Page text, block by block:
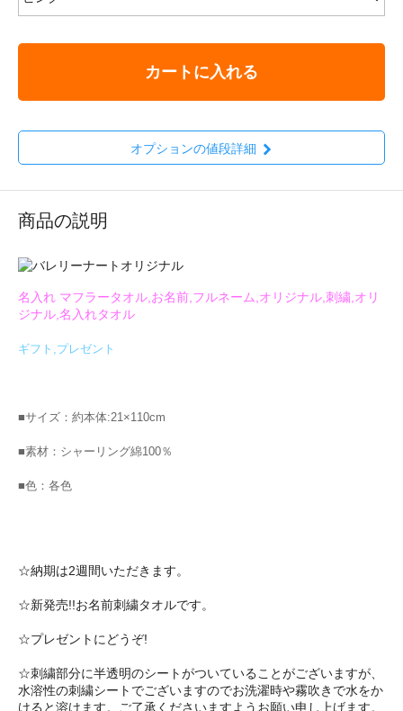
カートに入れる
オプションの値段詳細
商品の説明
名入れ マフラータオル,お名前,フルネーム,オリジナル,刺繍,オリ
ジナル,名入れタオル
ギフト,プレゼント
■サイズ：約本体:21×110cm
■素材：シャーリング綿100％
■色：各色
☆納期は2週間いただきます。
☆新発売!!お名前刺繍タオルです。
☆プレゼントにどうぞ!
☆刺繍部分に半透明のシートがついていることがございますが、
水溶性の刺繍シートでございますのでお洗濯時や霧吹きで水をか
けると溶けます。ご了承くださいますようお願い申し上げます。